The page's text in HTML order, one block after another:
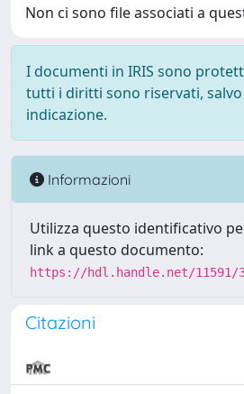
Non ci sono file associati a
I documenti in IRIS sono
tutti i diritti sono riservati, salvo
indicazione.
Informazioni
Utilizza questo identificativo
link a questo documento:
https://hdl.handle.net/11591/
Citazioni